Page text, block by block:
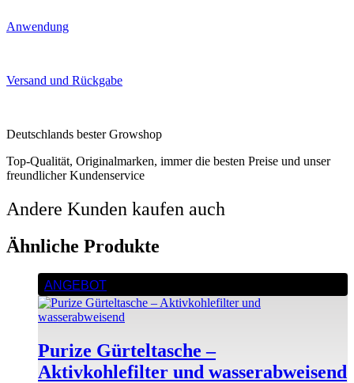
Anwendung
Versand und Rückgabe
Deutschlands bester Growshop
Top-Qualität, Originalmarken, immer die besten Preise und unser
freundlicher Kundenservice
Andere Kunden kaufen auch
Ähnliche Produkte
ANGEBOT
Purize Gürteltasche –
Aktivkohlefilter und wasserabweisend